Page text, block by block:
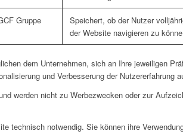
Gruppe
Speichert, ob der Nutzer
der Website navigieren zu
dem Unternehmen, sich an Ihre jeweiligen
und Verbesserung der Nutzererfahrung
werden nicht zu Werbezwecken oder zur
technisch notwendig. Sie können ihre